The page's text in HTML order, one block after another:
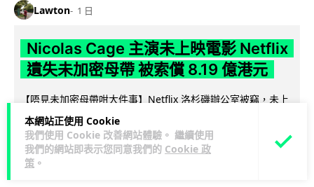
本網站正使用 Cookie
我們使用 Cookie 改善網站體驗。 繼續使用
我們的網站即表示您同意我們的 Cookie 政
策 。
Lawton 1 日
Nicolas Cage 主演未上映電影 Netflix
遺失未加密母帶 被索償 8.19 億港元
【唔見未加密母帶咁大件事】Netflix 洛杉磯辦公室被竊，未上
映的 Nicolas Cage 電影《Fortitude》母帶亦告失蹤。電影...
閱讀全文
184